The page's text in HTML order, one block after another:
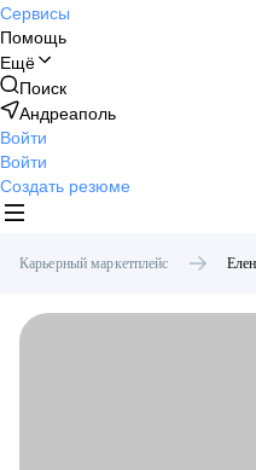
Сервисы
Помощь
Ещё
Поиск
Андреаполь
Войти
Войти
Создать резюме
Карьерный маркетплейс